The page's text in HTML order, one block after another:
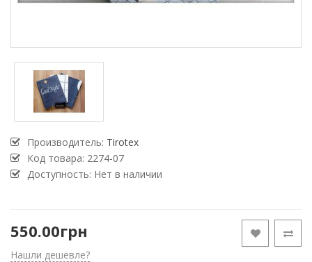
Производитель: Tirotex
Код товара: 2274-07
Доступность: Нет в наличии
550.00грн
Нашли дешевле?